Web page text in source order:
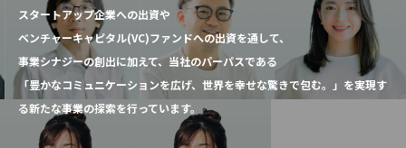
スタートアップ企業への出資や
ベンチャーキャピタル(VC)ファンドへの出資を通して、
事業シナジーの創出に加えて、当社のパーパスである
「豊かなコミュニケーションを広げ、 世界を幸せな驚きで包む。」を実現す
る新たな事業の探索を行っています。